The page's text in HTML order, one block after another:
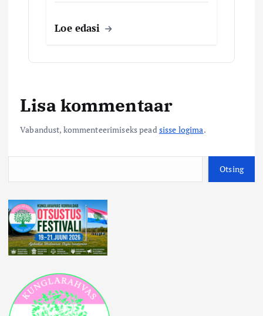
Loe edasi
Lisa kommentaar
Vabandust, kommenteerimiseks peadsisse logima.
i
Otsing